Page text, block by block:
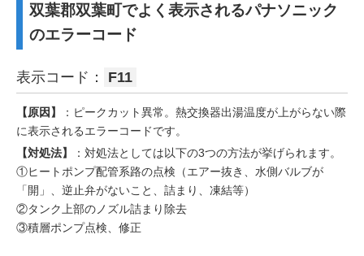
双葉郡双葉町でよく表示されるパナソニック
のエラーコード
表示コード： F11
【原因】
：ピークカット異常。熱交換器出湯温度が上がらない際
に表示されるエラーコードです。
【対処法】
：対処法としては以下の3つの方法が挙げられます。
①ヒートポンプ配管系路の点検（エアー抜き、水側バルブが
「開」、逆止弁がないこと、詰まり、凍結等）
②タンク上部のノズル詰まり除去
③積層ポンプ点検、修正